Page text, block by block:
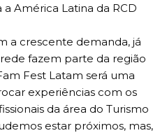
América Latina da RCD
a crescente demanda, já
fazem parte da região
Fest Latam será uma
experiências com os
da área do Turismo
estar próximos, mas,